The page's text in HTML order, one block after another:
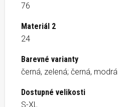
76
Materiál 2
24
Barevné varianty
černá, zelená; černá, modrá
Dostupné velikosti
S-XL